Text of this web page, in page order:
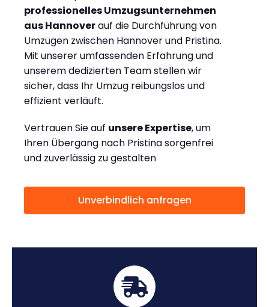
professionelles Umzugsunternehmen
aus Hannoverauf die Durchführung von
Umzügen zwischen Hannover und Pristina.
Mit unserer umfassenden Erfahrung und
unserem dedizierten Team stellen wir
sicher, dass Ihr Umzug reibungslos und
effizient verläuft.
Vertrauen Sie auf unsere Expertise, um
Ihren Übergang nach Pristina sorgenfrei
und zuverlässig zu gestalten
Unverbindlich anfragen